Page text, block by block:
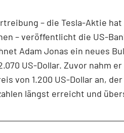
– die Tesla-Aktie
– veröffentlicht die US-
Adam Jonas ein neues
US-Dollar. Zuvor nahm
von 1.200 US-Dollar an,
längst erreicht und